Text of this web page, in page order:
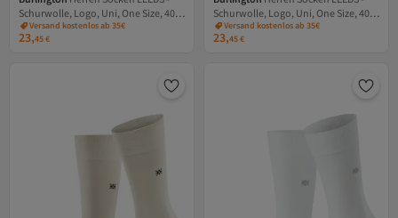
Schurwolle, Logo, Uni, One Size, 40-
46Versand kostenlos ab 35€
23,45€
Schurwolle, Logo, Uni, One Size, 40-
46Versand kostenlos ab 35€
23,45€